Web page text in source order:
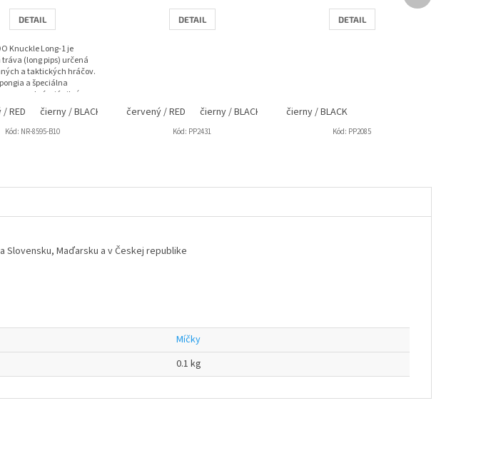
DETAIL
Knuckle Long-1 je
(long pips) určená
a taktických hráčov.
a špeciálna
vytvárajú silný
nízku...
RED čierny / BLACK
Kód: NR-8595-B10
DETAIL
červený / RED čierny / BLACK
Kód: PP2431
DETAIL
čierny / BLACK
Kód: PP2085
Maďarsku a v Českej republike
Míčky
0.1 kg